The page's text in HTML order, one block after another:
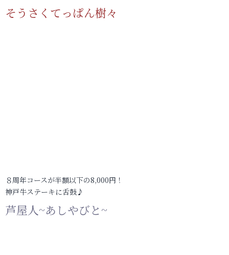
そうさくてっぱん樹々
８周年コースが半額以下の8,000円！
神戸牛ステーキに舌鼓♪
芦屋人~あしやびと~